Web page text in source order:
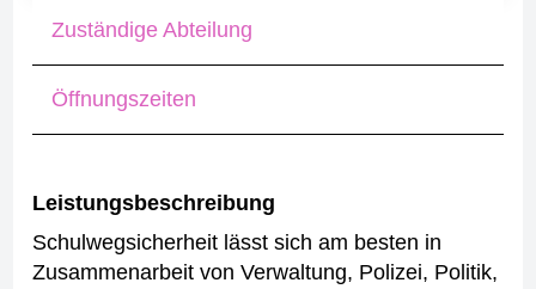
Zuständige Abteilung
Öffnungszeiten
Leistungsbeschreibung
Schulwegsicherheit lässt sich am besten in
Zusammenarbeit von Verwaltung, Polizei, Politik,